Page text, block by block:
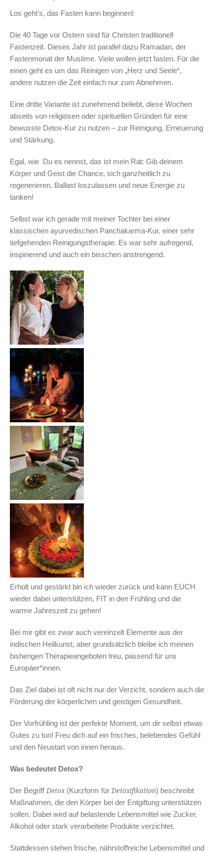
Los geht’s, das Fasten kann beginnen!
Die 40 Tage vor Ostern sind für Christen traditionell
Fastenzeit. Dieses Jahr ist parallel dazu Ramadan, der
Fastenmonat der Muslime. Viele wollen jetzt fasten. Für die
einen geht es um das Reinigen von „Herz und Seele“,
andere nutzen die Zeit einfach nur zum Abnehmen.
Eine dritte Variante ist zunehmend beliebt, diese Wochen
abseits von religiösen oder spirituellen Gründen für eine
bewusste Detox-Kur zu nutzen – zur Reinigung, Erneuerung
und Stärkung.
Egal, wie Du es nennst, das ist mein Rat: Gib deinem
Körper und Geist die Chance, sich ganzheitlich zu
regenerieren, Ballast loszulassen und neue Energie zu
tanken!
Selbst war ich gerade mit meiner Tochter bei einer
klassischen ayurvedischen Panchakarma-Kur, einer sehr
tiefgehenden Reinigungstherapie. Es war sehr aufregend,
inspirierend und auch ein bisschen anstrengend.
Erholt und gestärkt bin ich wieder zurück und kann EUCH
wieder dabei unterstützen, FIT in den Frühling und die
warme Jahreszeit zu gehen!
Bei mir gibt es zwar auch vereinzelt Elemente aus der
indischen Heilkunst, aber grundsätzlich bleibe ich meinen
bisherigen Therapieangeboten treu, passend für uns
Europäer*innen.
Das Ziel dabei ist oft nicht nur der Verzicht, sondern auch die
Förderung der körperlichen und geistigen Gesundheit.
Der Vorfrühling ist der perfekte Moment, um dir selbst etwas
Gutes zu tun! Freu dich auf ein frisches, belebendes Gefühl
und den Neustart von innen heraus.
Was bedeutet Detox?
Der Begriff Detox(Kurzform für Detoxifikation) beschreibt
Maßnahmen, die den Körper bei der Entgiftung unterstützen
sollen. Dabei wird auf belastende Lebensmittel wie Zucker,
Alkohol oder stark verarbeitete Produkte verzichtet.
Stattdessen stehen frische, nährstoffreiche Lebensmittel und